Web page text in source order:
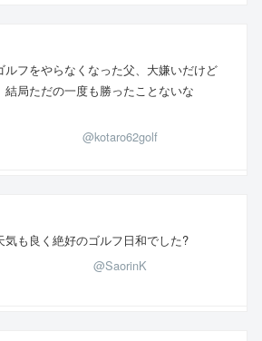
ルフをやらなくなった父、大嫌いだけど
結局ただの一度も勝ったことないな
@kotaro62golf
気も良く絶好のゴルフ日和でした?
@SaorinK